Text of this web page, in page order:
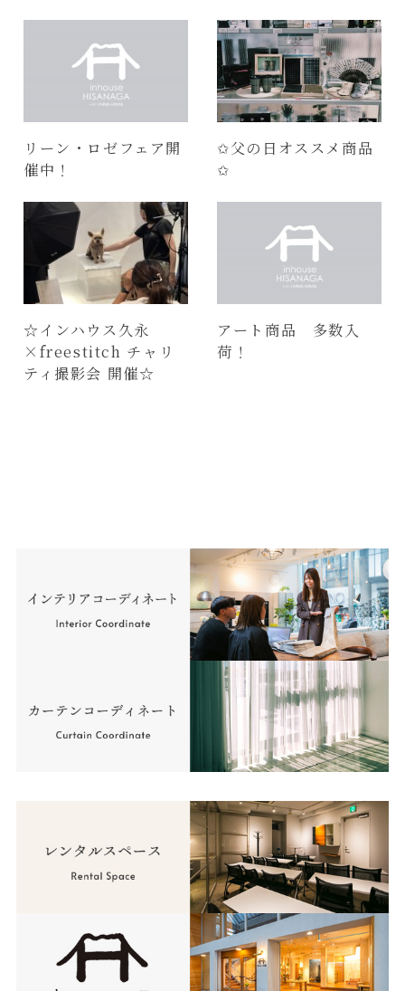
リーン・ロゼフェア開
催中！
✩父の日オススメ商品
✩
☆インハウス久永
×freestitch チャリ
ティ撮影会 開催☆
アート商品 多数入
荷！